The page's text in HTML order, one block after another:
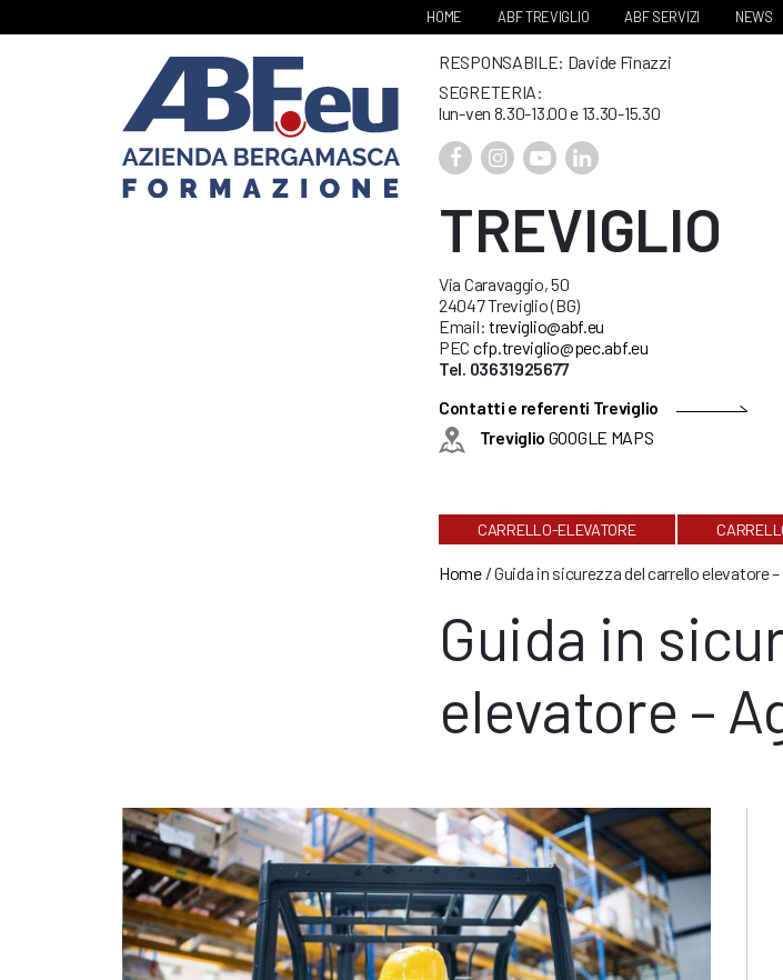
HOME ABF TREVIGLIO ABF SERVIZI NEWS
RESPONSABILE: Davide Finazzi
SEGRETERIA:
lun-ven 8.30-13.00 e 13.30-15.30
TREVIGLIO
Via Caravaggio, 50
24047 Treviglio (BG)
Email: treviglio@abf.eu
PEC cfp.treviglio@pec.abf.eu
Tel. 03631925677
Contatti e referenti Treviglio
Treviglio GOOGLE MAPS
CARRELLO-ELEVATORE
Home/Guida in sicurezza del carrello elevatore
Guida in
elevatore –